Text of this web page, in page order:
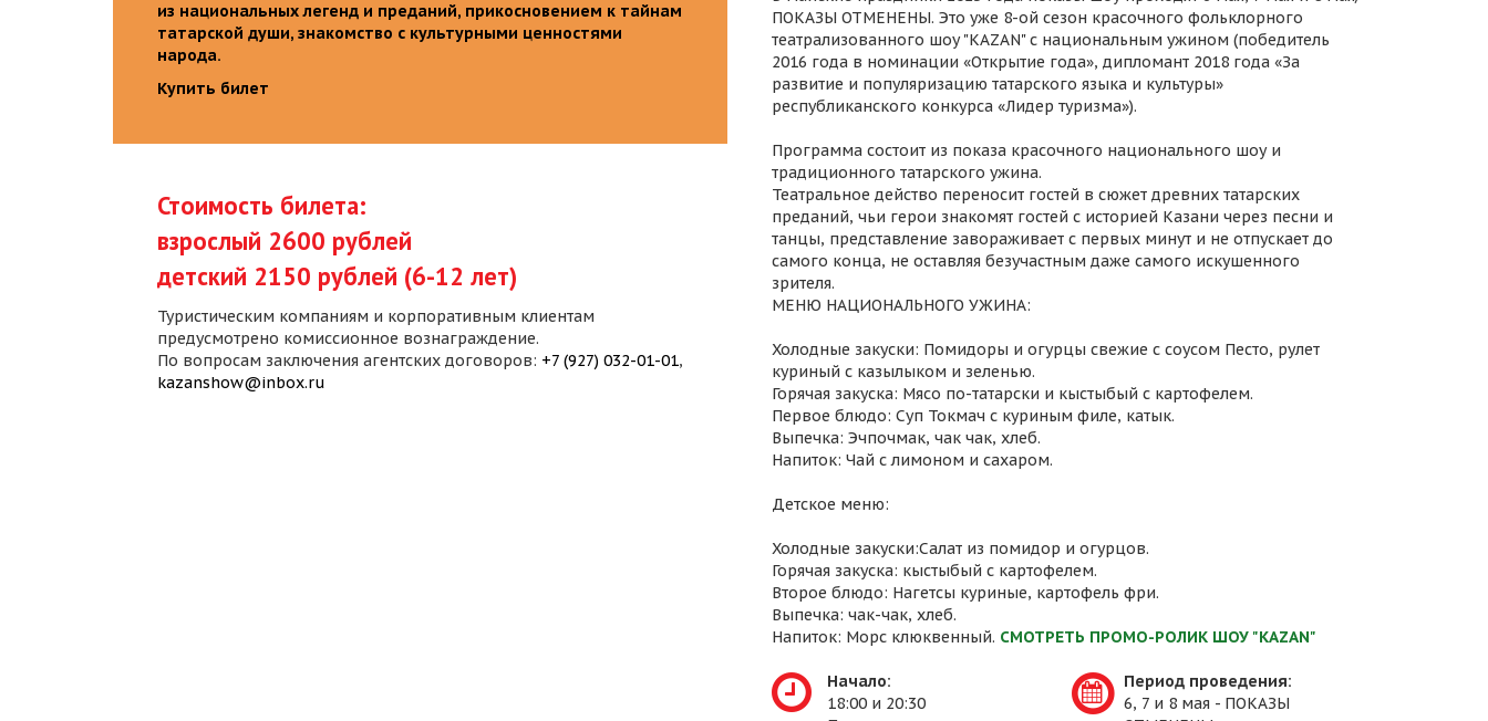
из национальных легенд и преданий, прикосновением к тайнам
татарской души, знакомство с культурными ценностями
народа.
Купить билет
Стоимость билета:
взрослый 2600 рублей
детский 2150 рублей (6-12 лет)
Туристическим компаниям и корпоративным клиентам
предусмотрено комиссионное вознаграждение.
По вопросам заключения агентских договоров: +7 (927) 032-01-01,
kazanshow@inbox.ru
ПОКАЗЫ ОТМЕНЕНЫ. Это уже 8-ой сезон красочного фольклорного
театрализованного шоу "KAZAN" с национальным ужином (победитель
2016 года в номинации «Открытие года», дипломант 2018 года «За
развитие и популяризацию татарского языка и культуры»
республиканского конкурса «Лидер туризма»).
Программа состоит из показа красочного национального шоу и
традиционного татарского ужина.
Театральное действо переносит гостей в сюжет древних татарских
преданий, чьи герои знакомят гостей с историей Казани через песни и
танцы, представление завораживает с первых минут и не отпускает до
самого конца, не оставляя безучастным даже самого искушенного
зрителя.
МЕНЮ НАЦИОНАЛЬНОГО УЖИНА:
Холодные закуски: Помидоры и огурцы свежие с соусом Песто, рулет
куриный с казылыком и зеленью.
Горячая закуска: Мясо по-татарски и кыстыбый с картофелем.
Первое блюдо: Суп Токмач с куриным филе, катык.
Выпечка: Эчпочмак, чак чак, хлеб.
Напиток: Чай с лимоном и сахаром.
Детское меню:
Холодные закуски:Салат из помидор и огурцов.
Горячая закуска: кыстыбый с картофелем.
Второе блюдо: Нагетсы куриные, картофель фри.
Выпечка: чак-чак, хлеб.
Напиток: Морс клюквенный. СМОТРЕТЬ ПРОМО-РОЛИК ШОУ "KAZAN"
Начало:
18:00 и 20:30
Период проведения:
6, 7 и 8 мая - ПОКАЗЫ